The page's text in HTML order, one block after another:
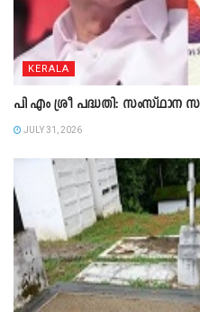
KERALA
പി എം ശ്രീ പദ്ധതി: സംസ്ഥാന
JULY 31, 2026